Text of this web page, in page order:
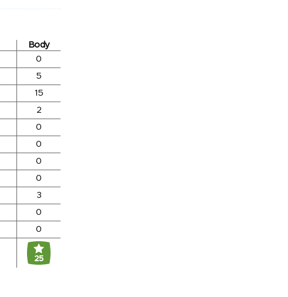
Body
0
5
15
2
0
0
0
0
3
0
0
25